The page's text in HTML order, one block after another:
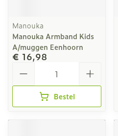
Manouka
Manouka Armband Kids
A/muggen Eenhoorn
€ 16,98
Bestel